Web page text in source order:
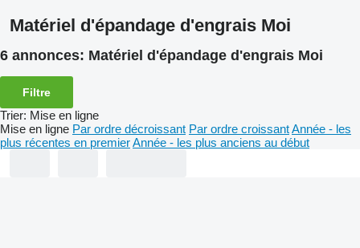
Matériel d'épandage d'engrais Moi
6 annonces: Matériel d'épandage d'engrais Moi
Filtre
Trier: Mise en ligne
Mise en ligne Par ordre décroissant Par ordre croissantAnnée - les
plus récentes en premierAnnée - les plus anciens au début